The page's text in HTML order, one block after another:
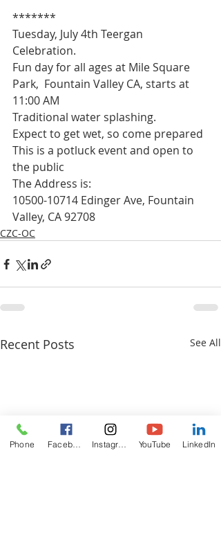
*******
Tuesday, July 4th Teergan
Celebration.
Fun day for all ages at Mile Square
Park,  Fountain Valley CA, starts at
11:00 AM
Traditional water splashing.
Expect to get wet, so come prepared
This is a potluck event and open to
the public
The Address is:
10500-10714 Edinger Ave, Fountain
Valley, CA 92708
CZC-OC
Recent Posts See All
Phone YouTube LinkedIn